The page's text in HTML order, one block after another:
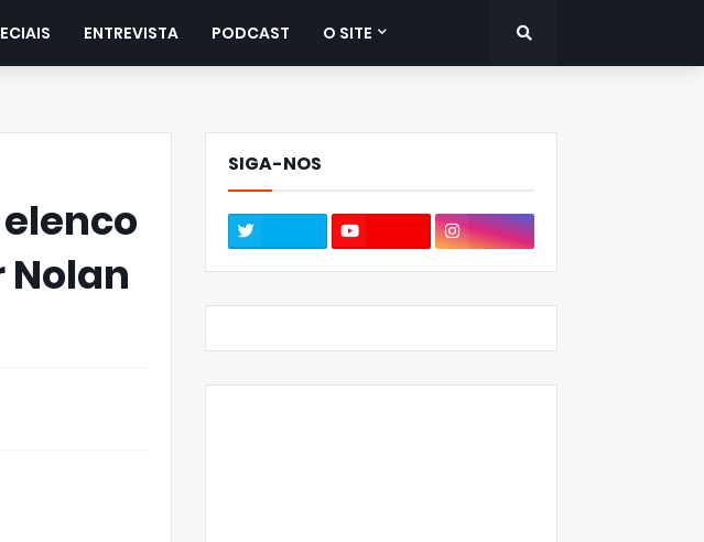
ENTREVISTA PODCAST O SITE
SIGA-NOS